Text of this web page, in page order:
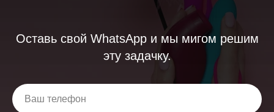
Оставь свой WhatsApp и мы мигом решим
эту задачку.